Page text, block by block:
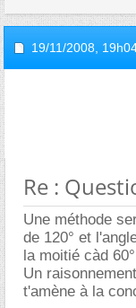
19/11/2008,
Re :
Une méthode
de 120° et
la moitié càd
Un
t'amène à la